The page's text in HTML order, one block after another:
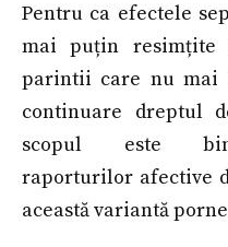
Pentru ca efectele
mai puțin resimțite
parintii care nu mai
continuare dreptul
scopul este
raporturilor afective
această variantă